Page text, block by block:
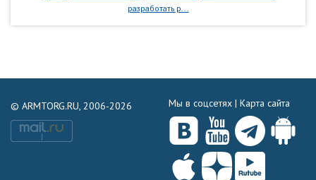
разработать р...
© ARMTORG.RU, 2006-2026 Мы в соцсетях | Карта сайта